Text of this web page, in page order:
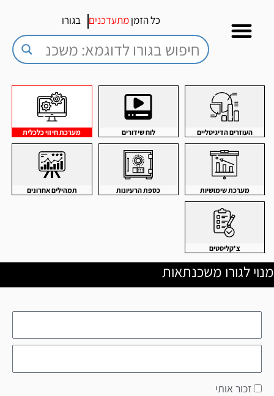
כל הזמןמתעדכנים בגורו
העוזרים הדיגיטליים לוח שידורים מערכת חיזוי כלכלית
מערכת שימושיות כספת הרעיונות תמהילים אחרונים
צ'קליסטים
מנוי לגורו משכנתאות
זכור אותי